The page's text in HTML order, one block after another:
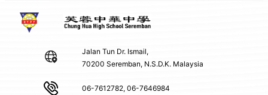
Jalan Tun Dr. Ismail,
70200 Seremban, N.S.D.K. Malaysia
06-7612782, 06-7646984